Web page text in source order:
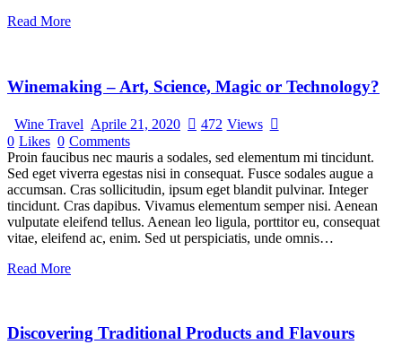
Read More
Winemaking – Art, Science, Magic or Technology?
Wine Travel Aprile 21, 2020 472 Views
0 Likes 0 Comments
Proin faucibus nec mauris a sodales, sed elementum mi tincidunt.
Sed eget viverra egestas nisi in consequat. Fusce sodales augue a
accumsan. Cras sollicitudin, ipsum eget blandit pulvinar. Integer
tincidunt. Cras dapibus. Vivamus elementum semper nisi. Aenean
vulputate eleifend tellus. Aenean leo ligula, porttitor eu, consequat
vitae, eleifend ac, enim. Sed ut perspiciatis, unde omnis…
Read More
Discovering Traditional Products and Flavours